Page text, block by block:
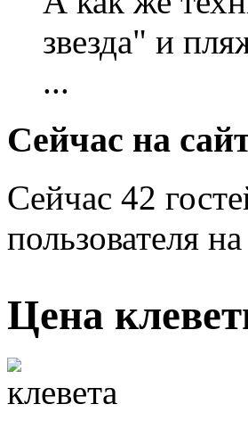
звезда" и
...
Сейчас на
Сейчас 42
пользователя
Цена